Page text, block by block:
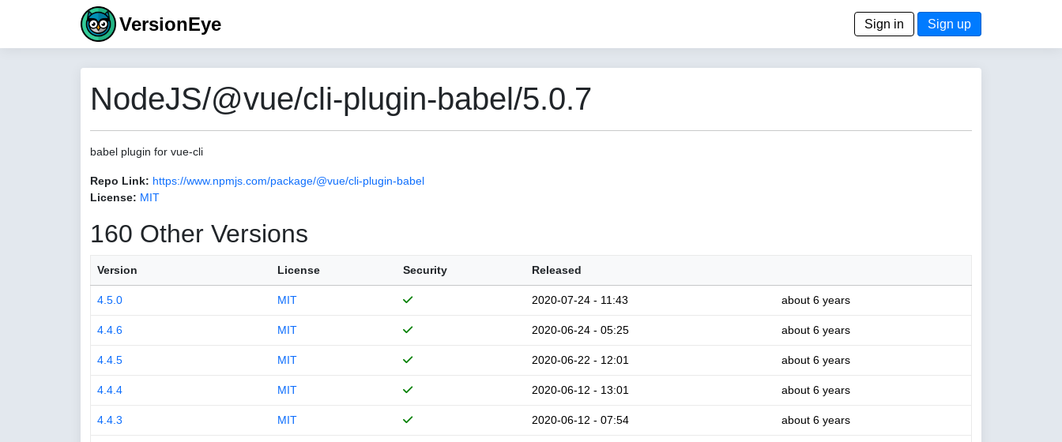
VersionEye Sign in Sign up
NodeJS/@vue/cli-plugin-babel/5.0.7
babel plugin for vue-cli
Repo Link: https://www.npmjs.com/package/@vue/cli-plugin-babel
License: MIT
160 Other Versions
Version License Security Released
4.5.0 MIT 2020-07-24 - 11:43 about 6 years
4.4.6 MIT 2020-06-24 - 05:25 about 6 years
4.4.5 MIT 2020-06-22 - 12:01 about 6 years
4.4.4 MIT 2020-06-12 - 13:01 about 6 years
4.4.3 MIT 2020-06-12 - 07:54 about 6 years